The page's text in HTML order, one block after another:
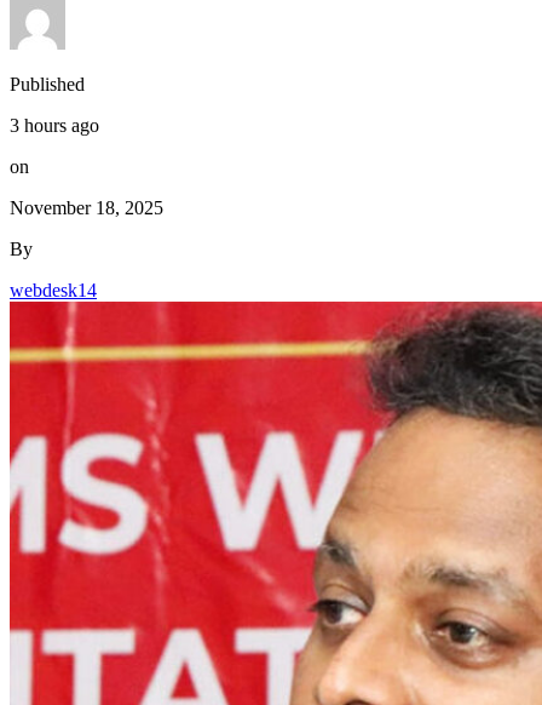
Published
3 hours ago
on
November 18, 2025
By
webdesk14